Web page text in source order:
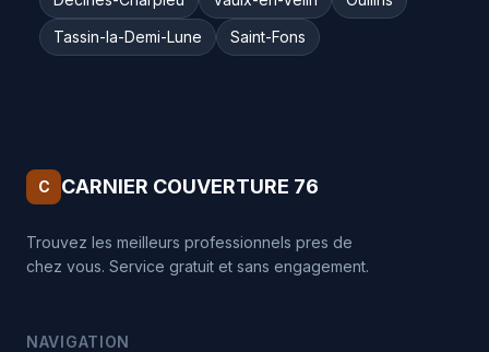
Tassin-la-Demi-Lune
Saint-Fons
C CARNIER COUVERTURE 76
Trouvez les meilleurs professionnels pres de
chez vous. Service gratuit et sans engagement.
NAVIGATION